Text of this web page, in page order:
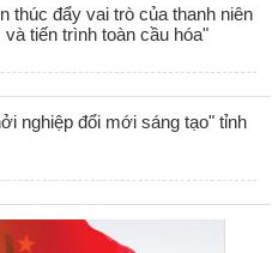
thúc đẩy vai trò của thanh niên
tiến trình toàn cầu hóa"
nghiệp đổi mới sáng tạo" tỉnh